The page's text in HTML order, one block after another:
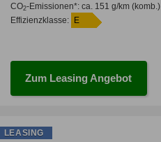
CO2-Emissionen*: ca. 151 g/km(komb.)
Effizienzklasse:
E
Zum Leasing Angebot
LEASING